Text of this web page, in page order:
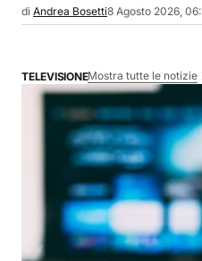
di Andrea Bosetti8 Agosto 2026,
TELEVISIONEMostra tutte le notizie